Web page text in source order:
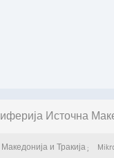
Источна
и Тракија